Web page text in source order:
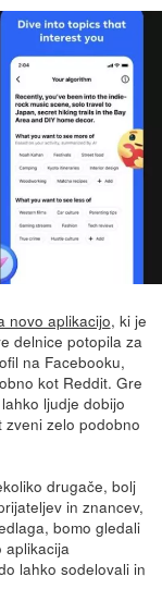
novo aplikacijo, ki je
delnice potopila za
na Facebooku,
kot Reddit. Gre
ljudje dobijo
zelo podobno
drugače, bolj
in znancev,
bomo gledali
aplikacija
lahko sodelovali in